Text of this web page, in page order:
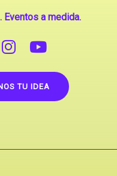
Eventos a medida.
TU IDEA